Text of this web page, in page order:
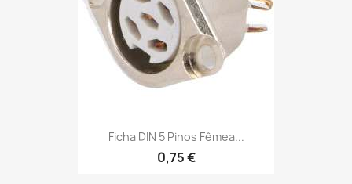
Ficha DIN 5 Pinos Fêmea...
0,75 €